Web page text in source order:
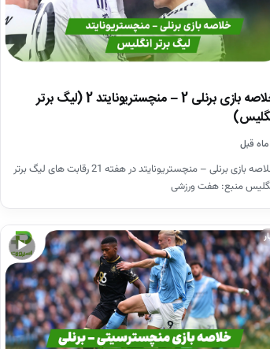
خلاصه بازی برنلی 2 – منچستریونایتد 2 (لیگ برتر
خلاصه بازی برنلی – منچستریونایتد در هفته 21 رقابت های لیگ برتر
منبع: هفت ورزشی
▶